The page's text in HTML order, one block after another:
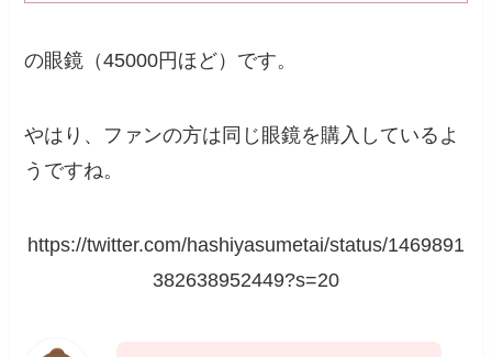
の眼鏡（45000円ほど）です。
やはり、ファンの方は同じ眼鏡を購入しているよ
うですね。
https://twitter.com/hashiyasumetai/status/1469891
382638952449?s=20